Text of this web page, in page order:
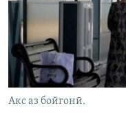
Акс аз бойгонӣ.